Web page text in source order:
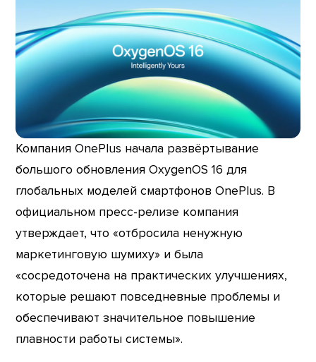
Компания OnePlus начала развёртывание
большого обновления OxygenOS 16 для
глобальных моделей смартфонов OnePlus. В
официальном пресс-релизе компания
утверждает, что «отбросила ненужную
маркетинговую шумиху» и была
«сосредоточена на практических улучшениях,
которые решают повседневные проблемы и
обеспечивают значительное повышение
плавности работы системы».